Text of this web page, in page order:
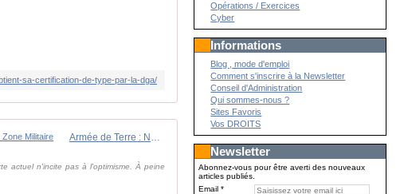
sa-certification-de-type-par-la-dga/
Armée de Terre : Nexter réunit ses partenaires industriels du programme SCORPION sur son site de Roanne - Zone Militaire
actuel n'incite pas à l'optimisme. À peine
Opérations / Exercices
Cyber
Informations
Blog , mode d'emploi
Comment s'inscrire à la Newsletter
Conseil d'Administration
Qui sommes-nous ?
Sites Favoris
Vos DROITS
Newsletter
Abonnez-vous pour être averti des nouveaux
articles publiés.
Email